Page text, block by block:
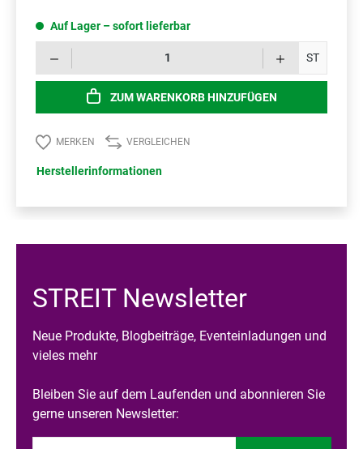
Auf Lager – sofort lieferbar
ST
ZUM WARENKORB HINZUFÜGEN
MERKEN VERGLEICHEN
Herstellerinformationen
STREIT Newsletter
Neue Produkte, Blogbeiträge, Eventeinladungen und
vieles mehr
Bleiben Sie auf dem Laufenden und abonnieren Sie
gerne unseren Newsletter: